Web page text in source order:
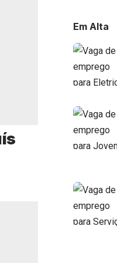
Em Alta